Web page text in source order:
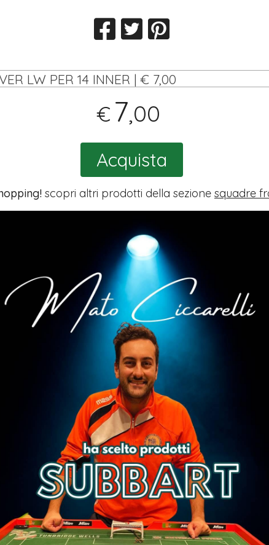
LW PER 14 INNER | € 7,00
€ 7,00
Acquista
scopri altri prodotti della sezione squadre